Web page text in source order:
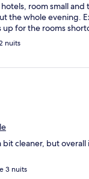
room small
the whole evening.
for the rooms
nuits
cleaner, but overall
3 nuits